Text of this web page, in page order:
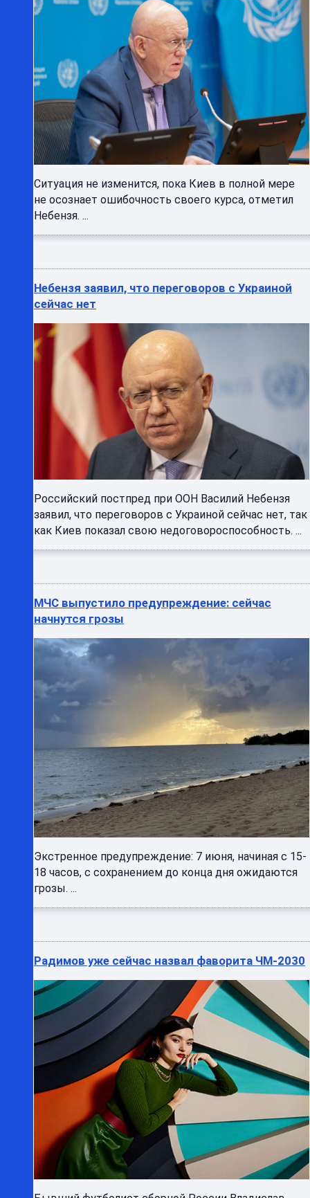
Ситуация не изменится, пока Киев в полной мере
не осознает ошибочность своего курса, отметил
Небензя. ...
Небензя заявил, что переговоров с Украиной
сейчас нет
Российский постпред при ООН Василий Небензя
заявил, что переговоров с Украиной сейчас нет, так
как Киев показал свою недоговороспособность. ...
МЧС выпустило предупреждение: сейчас
начнутся грозы
Экстренное предупреждение: 7 июня, начиная с 15-
18 часов, с сохранением до конца дня ожидаются
грозы. ...
Радимов уже сейчас назвал фаворита ЧМ-2030